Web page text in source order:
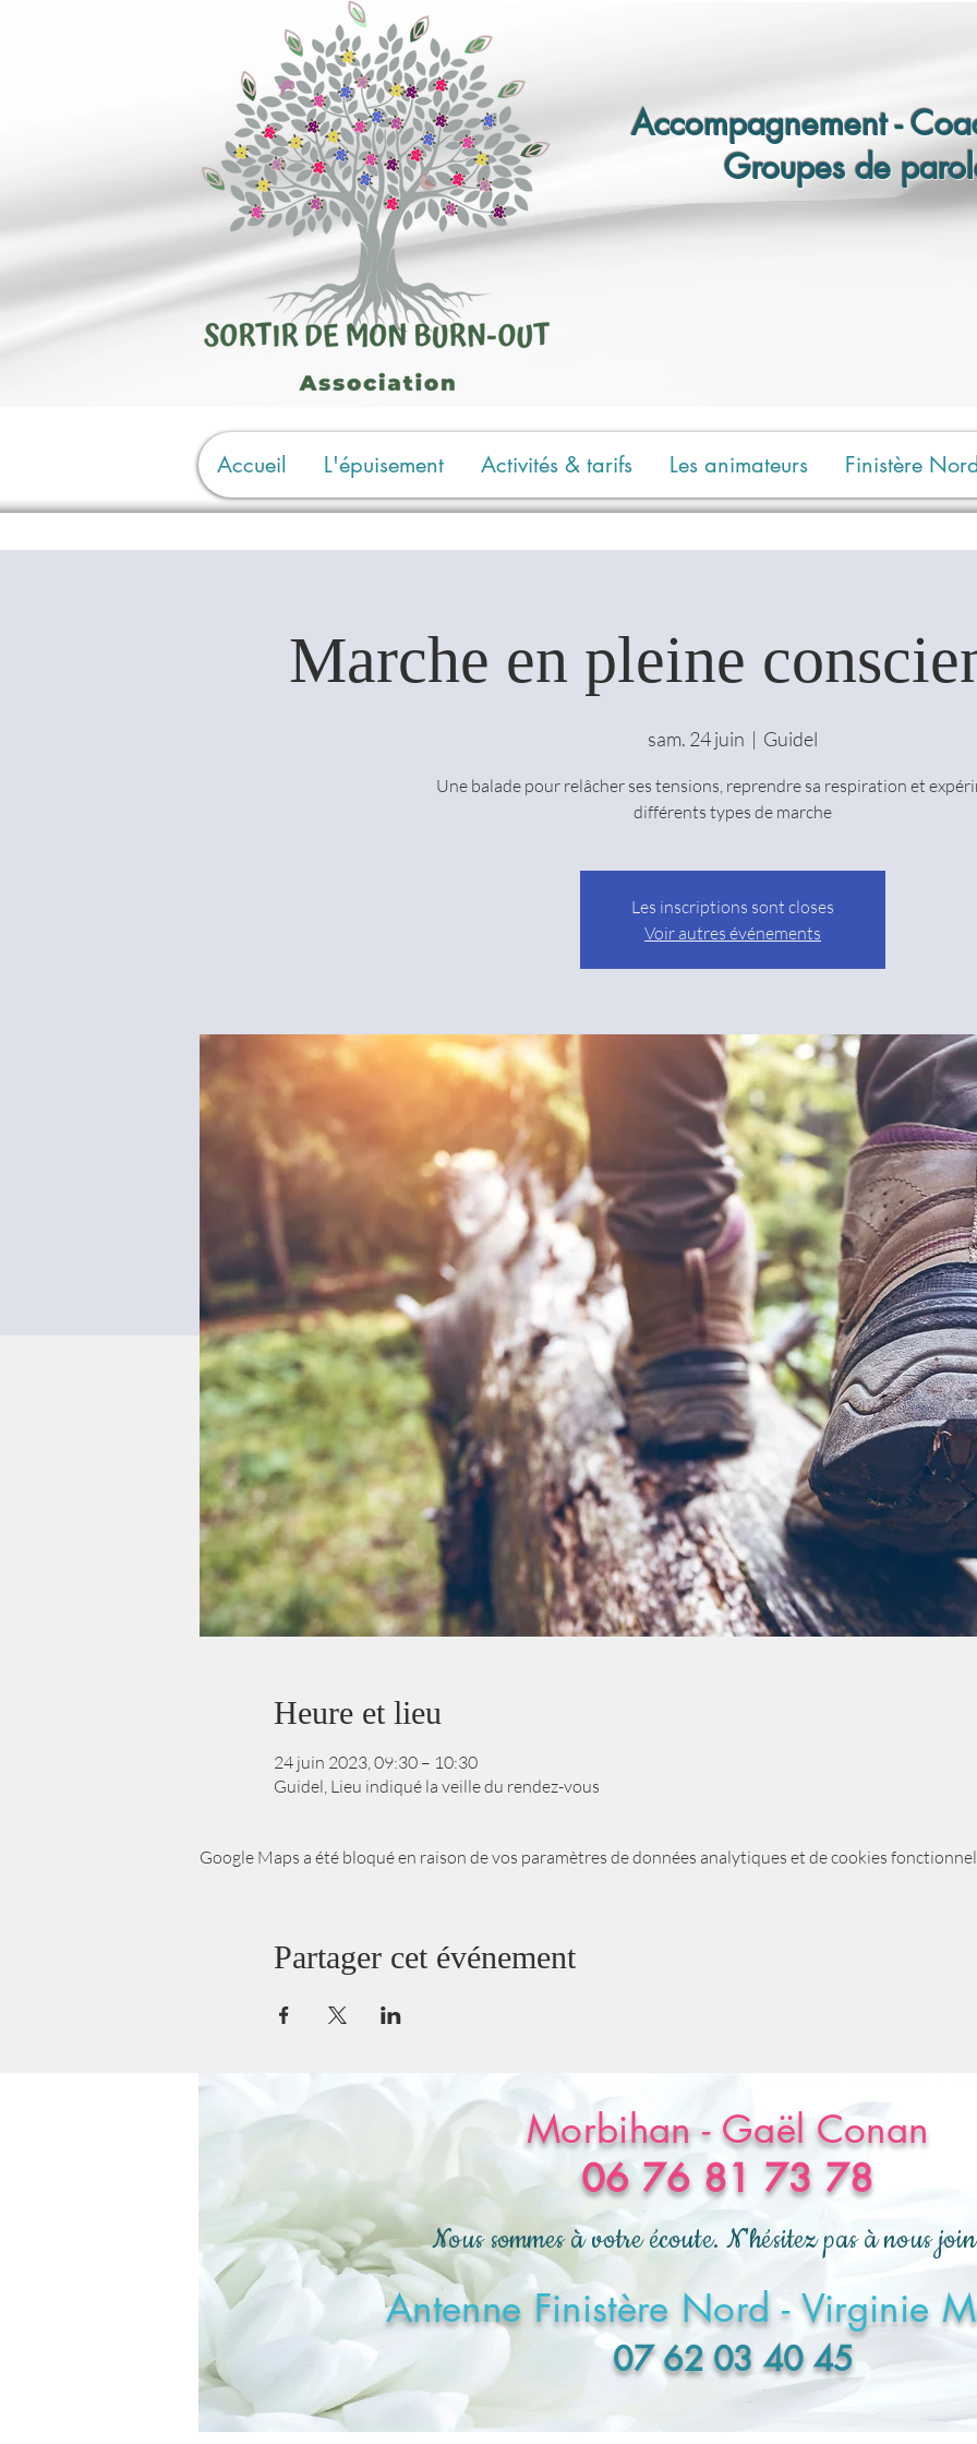
Accompagnement -
Groupes de
Accueil L'épuisement Activités & tarifs Les animateurs Finistère
Marche en pleine
sam. 24 juin
  |
Guidel
Une balade pour relâcher ses tensions, reprendre sa respiration et
différents types de marche
Les inscriptions sont closes
Voir autres événements
Heure et lieu
24 juin 2023, 09:30 – 10:30
Guidel, Lieu indiqué la veille du rendez-vous
Google Maps a été bloqué en raison de vos paramètres de données analytiques et de cookies
Partager cet événement
Morbihan - Gaël Conan
06 76 81 73 78
Nous sommes à votre écoute. N'hésitez pas à nous
Antenne Finistère Nord - Virginie
07 62 03 40 45